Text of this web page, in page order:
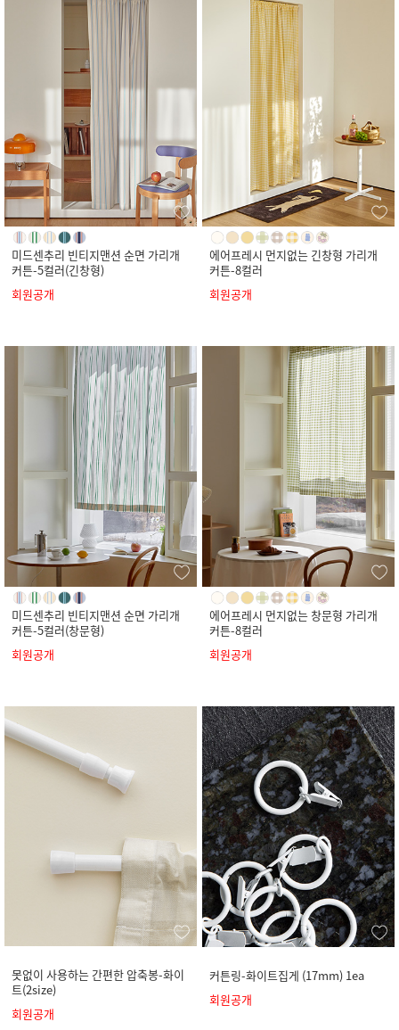
미드센추리 빈티지맨션 순면 가리개
커튼-5컬러(긴창형)
회원공개
에어프레시 먼지없는 긴창형 가리개
커튼-8컬러
회원공개
미드센추리 빈티지맨션 순면 가리개
커튼-5컬러(창문형)
회원공개
에어프레시 먼지없는 창문형 가리개
커튼-8컬러
회원공개
못없이 사용하는 간편한 압축봉-화이
트(2size)
회원공개
커튼링-화이트집게 (17mm) 1ea
회원공개